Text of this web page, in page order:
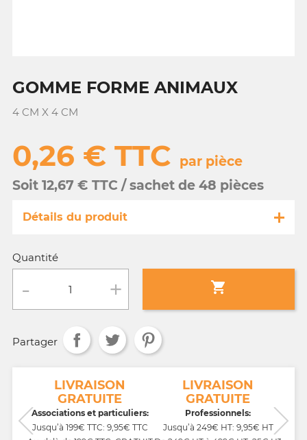
GOMME FORME ANIMAUX
4 CM X 4 CM
0,26 € TTC par pièce
Soit 12,67 € TTC / sachet de 48 pièces
Détails du produit
Référence
Conditionnement :
Age :
Quantité

Partager
LIVRAISON
GRATUITE
Associations et particuliers:
Jusqu’à 199€ TTC: 9,95€ TTC
LIVRAISON
GRATUITE
Professionnels:
Jusqu’à 249€ HT: 9,95€ HT